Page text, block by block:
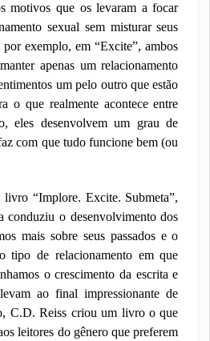
motivos que os levaram a focar
sexual sem misturar seus
por exemplo, em “Excite”, ambos
apenas um relacionamento
um pelo outro que estão
o que realmente acontece entre
eles desenvolvem um grau de
com que tudo funcione bem (ou
“Implore. Excite. Submeta”,
conduziu o desenvolvimento dos
mais sobre seus passados e o
tipo de relacionamento em que
o crescimento da escrita e
ao final impressionante de
C.D. Reiss criou um livro o que
leitores do gênero que preferem